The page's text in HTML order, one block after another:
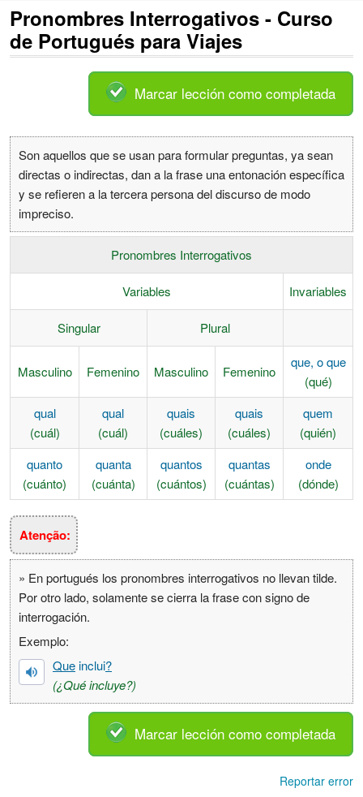
Pronombres Interrogativos - Curso
de Portugués para Viajes
Marcar lección como completada
Son aquellos que se usan para formular preguntas, ya sean
directas o indirectas, dan a la frase una entonación específica
y se refieren a la tercera persona del discurso de modo
impreciso.
Pronombres Interrogativos
Variables Invariables
Singular Plural
Masculino Femenino Masculino Femenino
que, o que
(qué)
qual
(cuál)
qual
(cuál)
quais
(cuáles)
quais
(cuáles)
quem
(quién)
quanto
(cuánto)
quanta
(cuánta)
quantos
(cuántos)
quantas
(cuántas)
onde
(dónde)
Atenção:
» En portugués los pronombres interrogativos no llevan tilde.
Por otro lado, solamente se cierra la frase con signo de
interrogación.
Exemplo:
Queinclui?
(¿Qué incluye?)
Marcar lección como completada
Reportar error